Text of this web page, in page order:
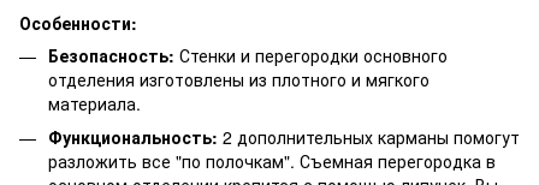
Особенности:
Безопасность: Стенки и перегородки основного
отделения изготовлены из плотного и мягкого
материала.
Функциональность: 2 дополнительных карманы помогут
разложить все "по полочкам". Съемная перегородка в